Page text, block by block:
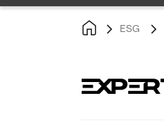
ESG